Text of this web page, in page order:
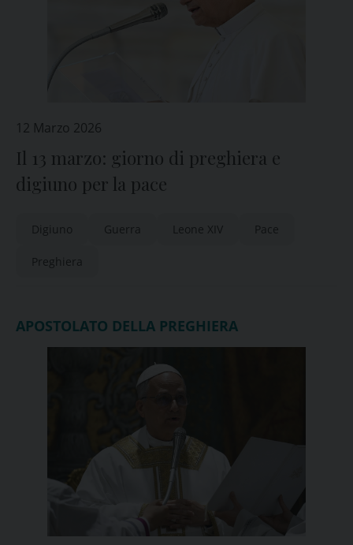
12 Marzo 2026
Il 13 marzo: giorno di preghiera e
digiuno per la pace
Digiuno Guerra Leone XIV Pace
Preghiera
APOSTOLATO DELLA PREGHIERA